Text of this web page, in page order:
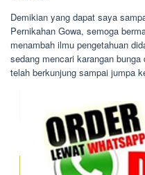
Demikian yang dapat saya
Pernikahan Gowa, semoga
menambah ilmu pengetahuan
sedang mencari karangan
telah berkunjung sampai jumpa